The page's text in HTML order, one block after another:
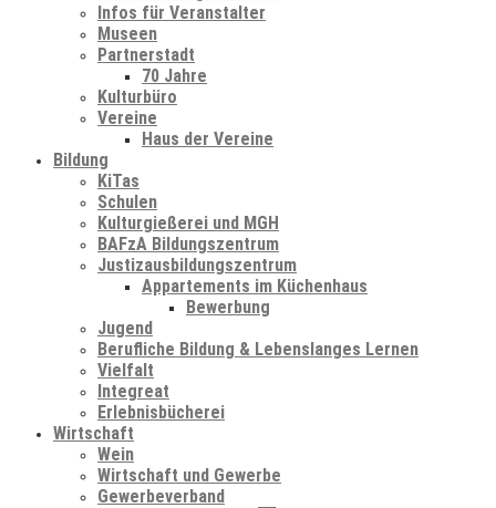
Infos für Veranstalter
Museen
Partnerstadt
70 Jahre
Kulturbüro
Vereine
Haus der Vereine
Bildung
KiTas
Schulen
Kulturgießerei und MGH
BAFzA Bildungszentrum
Justizausbildungszentrum
Appartements im Küchenhaus
Bewerbung
Jugend
Berufliche Bildung & Lebenslanges Lernen
Vielfalt
Integreat
Erlebnisbücherei
Wirtschaft
Wein
Wirtschaft und Gewerbe
Gewerbeverband